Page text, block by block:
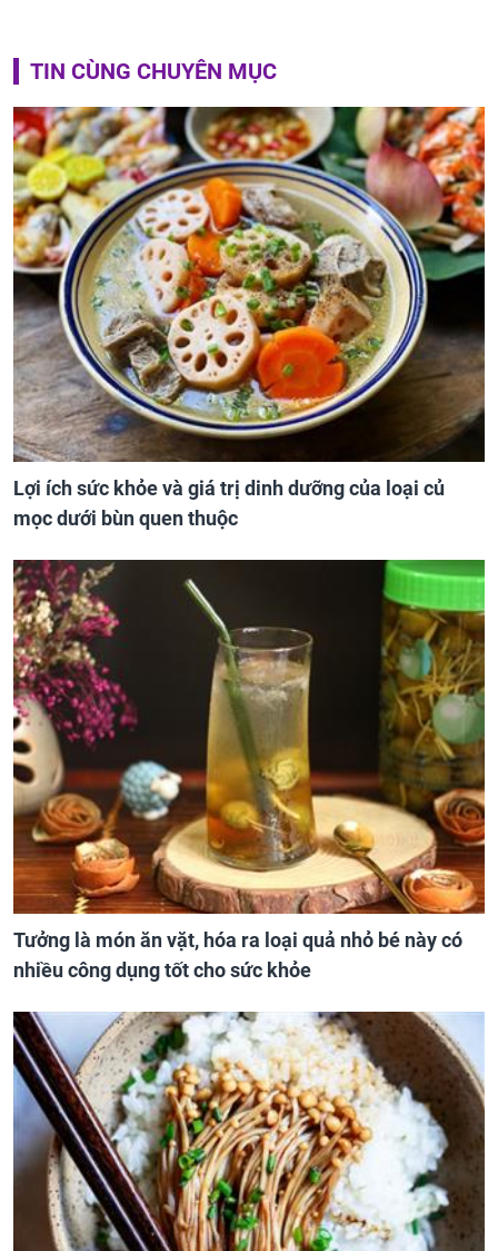
TIN CÙNG CHUYÊN MỤC
Lợi ích sức khỏe và giá trị dinh dưỡng của loại củ
mọc dưới bùn quen thuộc
Tưởng là món ăn vặt, hóa ra loại quả nhỏ bé này có
nhiều công dụng tốt cho sức khỏe